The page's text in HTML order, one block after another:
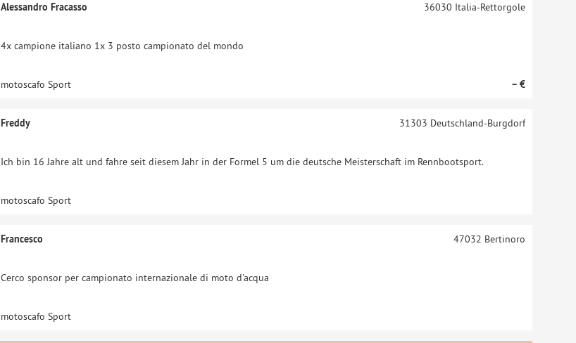
Alessandro Fracasso
4x campione italiano 1x 3 posto campionato del mondo
36030 Italia-Rettorgole
motoscafo Sport – €
Freddy
Ich bin 16 Jahre alt und fahre seit diesem Jahr in der Formel 5 um die deutsche Meisterschaft im Rennbootsport.
31303 Deutschland-Burgdorf
motoscafo Sport
Francesco
Cerco sponsor per campionato internazionale di moto d'acqua
47032 Bertinoro
motoscafo Sport